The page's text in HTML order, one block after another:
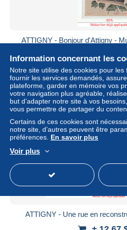
ATTIGNY - Bonjour d'Attigny -
± 11,52
Statut
ATTIGNY - Une rue en
Information concernant les
Notre site utilise des cookies pour
fournir les services demandés,
plateforme, garder en mémoire vos
votre navigation plus agréable,
but d’adapter notre site à vos
vous permettre de partager du
Certains de ces cookies sont
notre site, d’autres peuvent être
préférences. En savoir plus
Voir plus